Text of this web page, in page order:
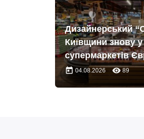
Дизайнерський
Київщини знову
супермаркетів
today 04.08.2026 remove_red_eye 89